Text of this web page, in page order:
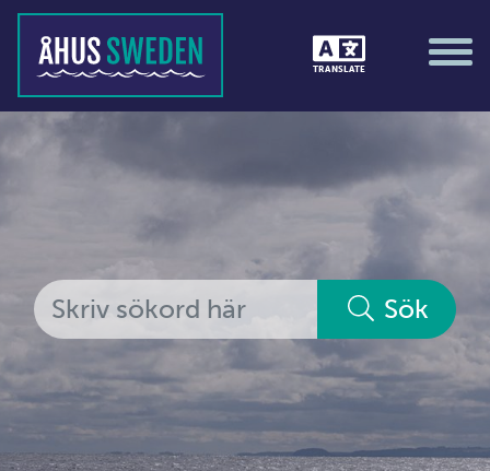
TRANSLATE
Tävlingar &amp; matcher
Alla medlemmar
Ekonomi &amp; juridik
Hantverkare
Hus &amp; hem
Sök